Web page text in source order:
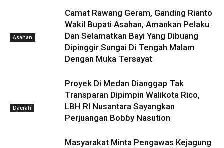
Asahan
Camat Rawang Geram, Ganding Rianto
Wakil Bupati Asahan, Amankan Pelaku
Dan Selamatkan Bayi Yang Dibuang
Dipinggir Sungai Di Tengah Malam
Dengan Muka Tersayat
Daerah
Proyek Di Medan Dianggap Tak
Transparan Dipimpin Walikota Rico,
LBH RI Nusantara Sayangkan
Perjuangan Bobby Nasution
Masyarakat Minta Pengawas Kejagung